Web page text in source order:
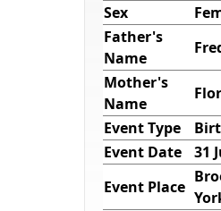
Sex
Father's
Name
Mother's
Name
Event Type
Event Date
31
Event Place